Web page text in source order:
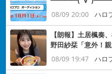
08/09 20:00
ハロ
【朗報】土居楓
野田紗栞「意外！親
08/09 19:47
ハロ